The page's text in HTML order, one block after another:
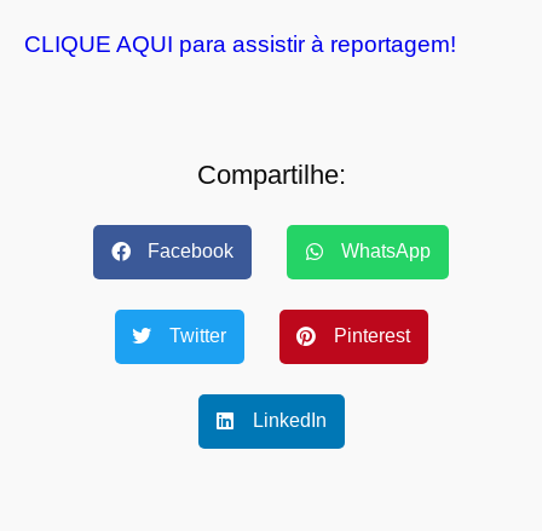
CLIQUE AQUI para assistir à reportagem!
Compartilhe:
Facebook WhatsApp
Twitter Pinterest
LinkedIn